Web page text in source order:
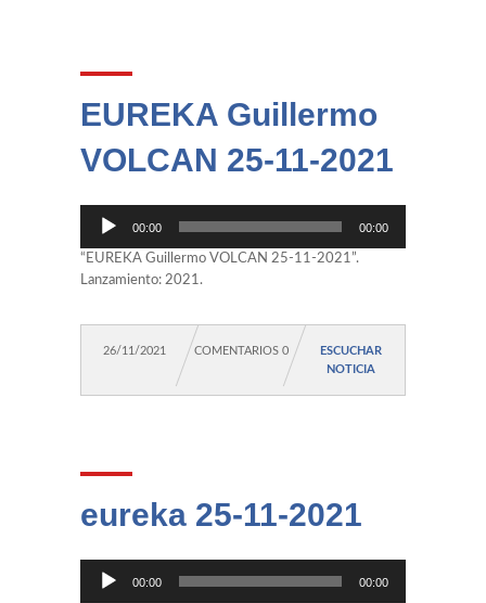
EUREKA Guillermo
VOLCAN 25-11-2021
Reproductor
audio
00:00 00:00
“EUREKA Guillermo VOLCAN 25-11-2021”.
Lanzamiento: 2021.
26/11/2021 COMENTARIOS 0
ESCUCHAR
NOTICIA
eureka 25-11-2021
Reproductor
00:00 00:00